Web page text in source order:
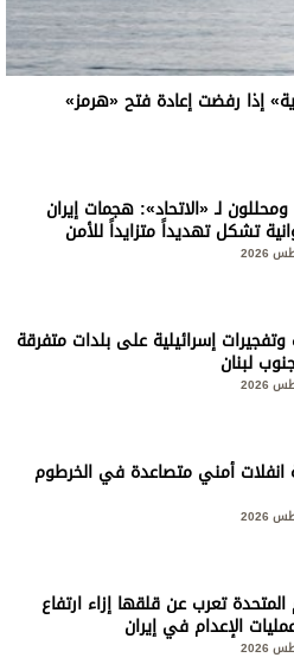
إذا رفضت إعادة فتح «هرمز»
ومحللون لـ «الاتحاد»: هجمات إيران
تشكل تهديداً متزايداً للأمن
والدولي
وتفجيرات إسرائيلية على بلدات متفرقة
لبنان
أمني متصاعدة في الخرطوم
المتحدة تعرب عن قلقها إزاء ارتفاع
الإعدام في إيران